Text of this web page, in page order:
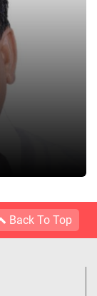
Back To Top